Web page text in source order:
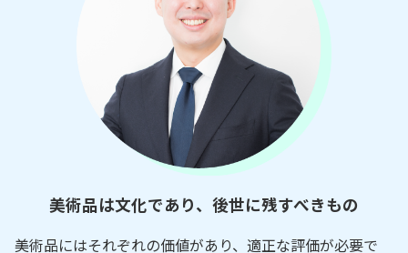
美術品は文化であり、後世に残すべきもの
美術品にはそれぞれの価値があり、適正な評価が必要で